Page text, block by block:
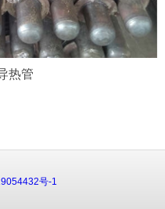
热管
号-1